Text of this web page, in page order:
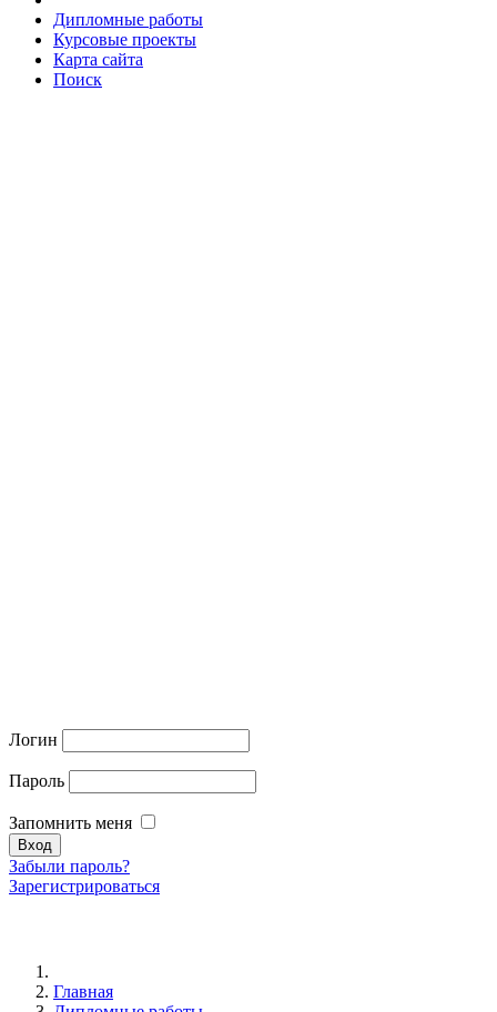
Дипломные работы
Курсовые проекты
Карта сайта
Поиск
Логин
Пароль
Запомнить меня
Забыли пароль?
Зарегистрироваться
Главная